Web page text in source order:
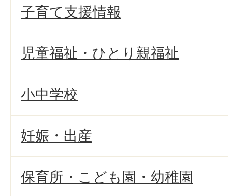
子育て支援情報
児童福祉・ひとり親福祉
小中学校
妊娠・出産
保育所・こども園・幼稚園